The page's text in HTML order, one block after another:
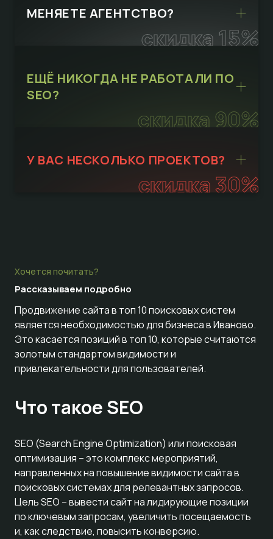
скидка 15%
МЕНЯЕТЕ АГЕНТСТВО?
скидка 90%
ЕЩЁ НИКОГДА НЕ РАБОТАЛИ ПО
SEO?
скидка 30%
У ВАС НЕСКОЛЬКО ПРОЕКТОВ?
Хочется почитать?
Рассказываем подробно
Продвижение сайта в топ 10 поисковых систем
является необходимостью для бизнеса в Иваново.
Это касается позиций в топ 10, которые считаются
золотым стандартом видимости и
привлекательности для пользователей.
Что такое SEO
SEO (Search Engine Optimization) или поисковая
оптимизация – это комплекс мероприятий,
направленных на повышение видимости сайта в
поисковых системах для релевантных запросов.
Цель SEO – вывести сайт на лидирующие позиции
по ключевым запросам, увеличить посещаемость
и, как следствие, повысить конверсию.